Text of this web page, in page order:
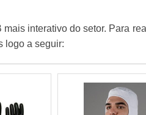
interativo do setor. Para
logo a seguir: